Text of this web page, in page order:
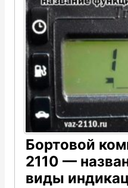
Бортовой
2110 —
виды